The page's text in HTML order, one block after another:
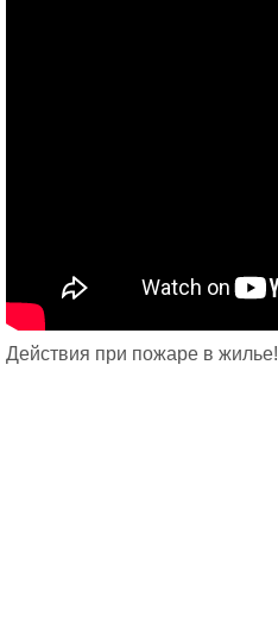
Действия при пожаре в жилье!